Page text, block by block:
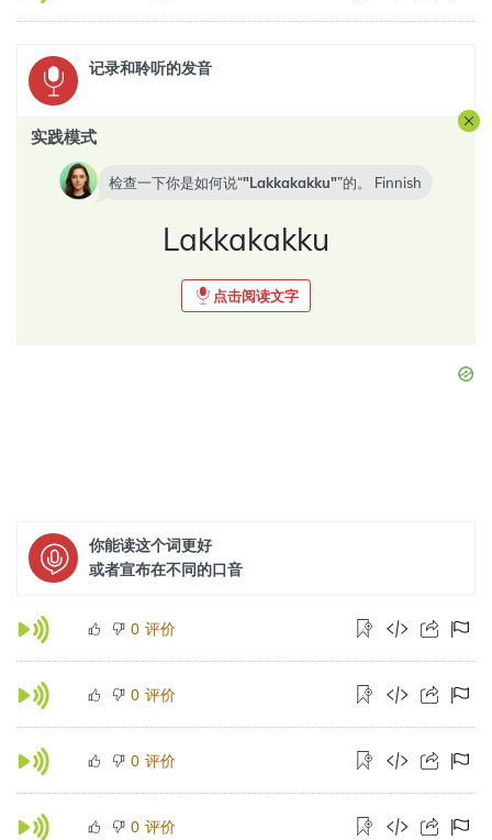
记录和聆听的发音
实践模式
检查一下你是如何说“ Lakkakakku ”的。 Finnish
Lakkakakku
点击阅读文字
你能读这个词更好
或者宣布在不同的口音
0 评价
0 评价
0 评价
0 评价